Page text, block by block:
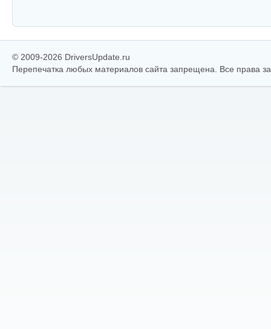
© 2009-2026 DriversUpdate.ru
Перепечатка любых материалов сайта запрещена. Все права